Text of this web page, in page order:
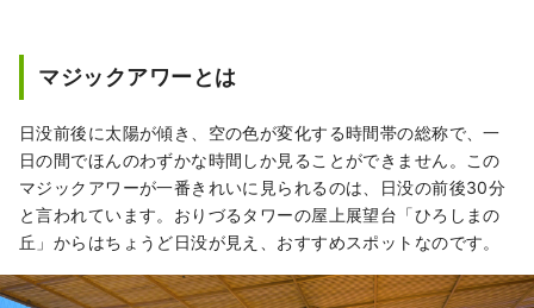
マジックアワーとは
日没前後に太陽が傾き、空の色が変化する時間帯の総称で、一
日の間でほんのわずかな時間しか見ることができません。この
マジックアワーが一番きれいに見られるのは、日没の前後30分
と言われています。おりづるタワーの屋上展望台「ひろしまの
丘」からはちょうど日没が見え、おすすめスポットなのです。